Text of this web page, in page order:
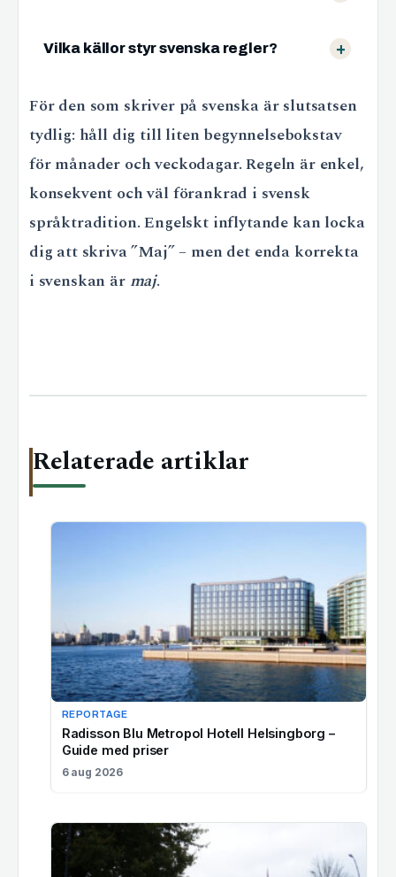
Vilka källor styr svenska regler?
För den som skriver på svenska är slutsatsen
tydlig: håll dig till liten begynnelsebokstav
för månader och veckodagar. Regeln är enkel,
konsekvent och väl förankrad i svensk
språktradition. Engelskt inflytande kan locka
dig att skriva ”Maj” – men det enda korrekta
i svenskan är maj.
Relaterade artiklar
REPORTAGE
Radisson Blu Metropol Hotell Helsingborg –
Guide med priser
6 aug 2026